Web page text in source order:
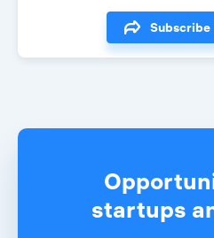
Subscribe
startups